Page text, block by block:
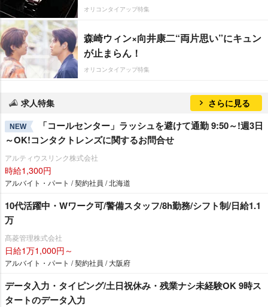
オリコンタイアップ特集
森崎ウィン×向井康二“両片思い”にキュン
が止まらん！
オリコンタイアップ特集
求人特集 さらに見る
NEW
「コールセンター」ラッシュを避けて通勤 9:50～!週3日
～OK!コンタクトレンズに関するお問合せ
アルティウスリンク株式会社
時給1,300円
アルバイト・パート / 契約社員 / 北海道
10代活躍中・Wワーク可/警備スタッフ/8h勤務/シフト制/日給1.1
万
髙菱管理株式会社
日給1万1,000円～
アルバイト・パート / 契約社員 / 大阪府
データ入力・タイピング/土日祝休み・残業ナシ未経験OK 9時ス
タートのデータ入力